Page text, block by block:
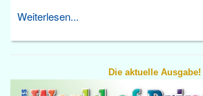
Weiterlesen...
Die aktuelle Ausgabe!